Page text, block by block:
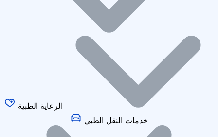
الرعاية الطبية
خدمات النقل الطبي